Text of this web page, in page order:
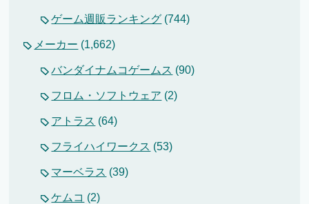
ゲーム週販ランキング (744)
メーカー (1,662)
バンダイナムコゲームス (90)
フロム・ソフトウェア (2)
アトラス (64)
フライハイワークス (53)
マーベラス (39)
ケムコ (2)